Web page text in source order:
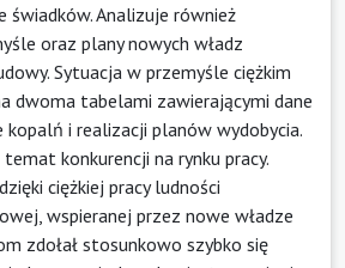
świadków. Analizuje również
oraz plany nowych władz
Sytuacja w przemyśle ciężkim
dwoma tabelami zawierającymi dane
kopalń i realizacji planów wydobycia.
konkurencji na rynku pracy.
ciężkiej pracy ludności
wspieranej przez nowe władze
zdołał stosunkowo szybko się